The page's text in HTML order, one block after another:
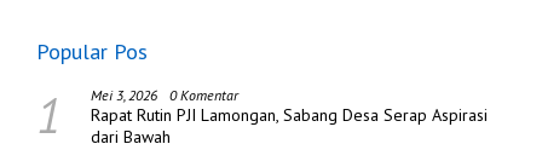
Popular Pos
1 Mei 3, 2026 0 Komentar
Rapat Rutin PJI Lamongan, Sabang Desa Serap Aspirasi
dari Bawah